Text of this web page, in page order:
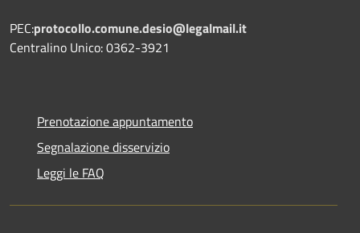
PEC:protocollo.comune.desio@legalmail.it
Centralino Unico: 0362-3921
Prenotazione appuntamento
Segnalazione disservizio
Leggi le FAQ